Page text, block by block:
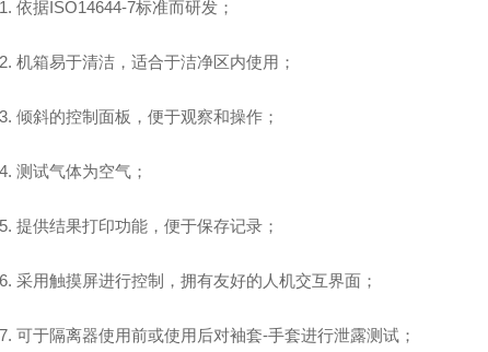
1. 依据ISO14644-7标准而研发；
2. 机箱易于清洁，适合于洁净区内使用；
3. 倾斜的控制面板，便于观察和操作；
4. 测试气体为空气；
5. 提供结果打印功能，便于保存记录；
6. 采用触摸屏进行控制，拥有友好的人机交互界面；
7. 可于隔离器使用前或使用后对袖套-手套进行泄露测试；